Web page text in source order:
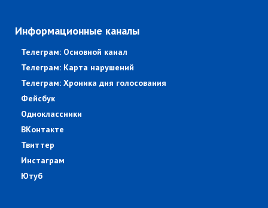
Информационные каналы
Телеграм: Основной канал
Телеграм: Карта нарушений
Телеграм: Хроника дня голосования
Фейсбук
Одноклассники
ВКонтакте
Твиттер
Инстаграм
Ютуб